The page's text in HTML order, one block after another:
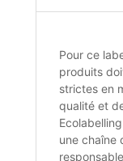
Pour ce
produits
strictes en
qualité et
une chaîne